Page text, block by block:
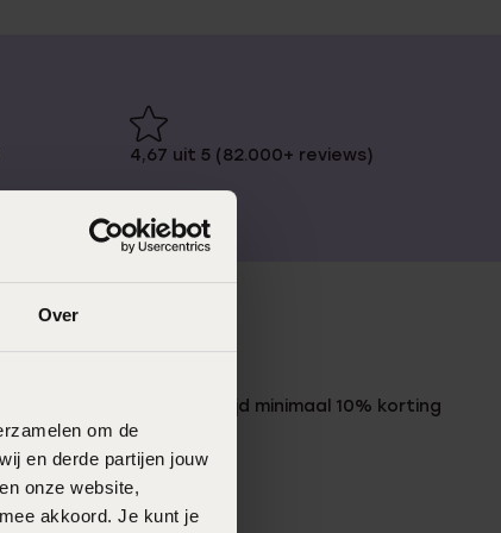
Over
om de
en derde partijen jouw
onze website,
akkoord. Je kunt je
4,67 uit 5 (82.000+ reviews)
MEMBER
member en ontvang altijd minimaal 10% korting
jouw aankopen
je aan